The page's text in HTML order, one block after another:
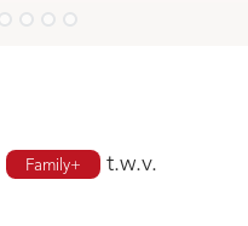
Family+
t.w.v.